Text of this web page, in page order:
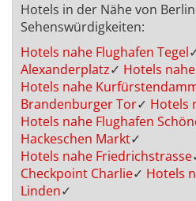
Hotels in der Nähe von
Sehenswürdigkeiten:
Hotels nahe Flughafen Tegel
Alexanderplatz✓ Hotels
Hotels nahe
Brandenburger Tor✓ Hotels
Hotels nahe Flughafen
Hackeschen Markt✓
Hotels nahe Friedrichstrasse
Checkpoint Charlie✓ Hotels
Linden✓